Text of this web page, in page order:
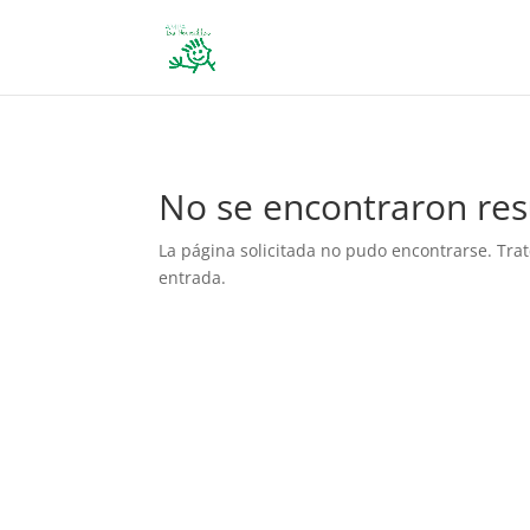
No se encontraron
La página solicitada no pudo encontrarse.
entrada.